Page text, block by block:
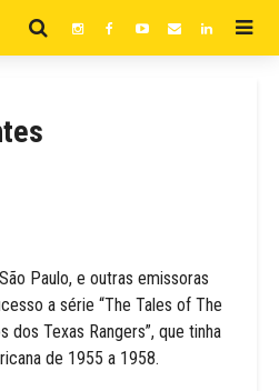
Paulo, e outras emissoras
a série “The Tales of The
dos Texas Rangers”, que tinha
de 1955 a 1958.